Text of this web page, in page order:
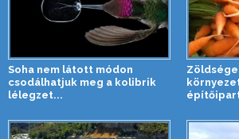
Soha nem látott módon
csodálhatjuk meg a kolibrik
lélegzet...